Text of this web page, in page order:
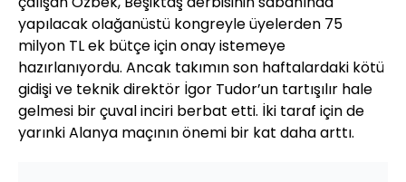
yapılacak olağanüstü kongreyle üyelerden 75
milyon TL ek bütçe için onay istemeye
hazırlanıyordu. Ancak takımın son haftalardaki kötü
gidişi ve teknik direktör İgor Tudor’un tartışılır hale
gelmesi bir çuval inciri berbat etti. İki taraf için de
yarınki Alanya maçının önemi bir kat daha arttı.